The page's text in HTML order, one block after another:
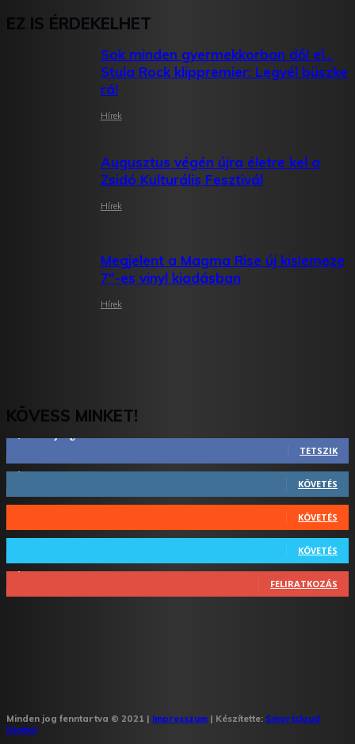
EZ IS ÉRDEKELHET
Sok minden gyermekkorban dől el…
Stula Rock klippremier: Legyél büszke
rá!
Hírek
Augusztus végén újra életre kel a
Zsidó Kulturális Fesztivál
Hírek
Megjelent a Magma Rise új kislemeze
7″-es vinyl kiadásban
Hírek
KÖVESS MINKET!
TETSZIK
1,731 Követő
KÖVETÉS
44 Követő
KÖVETÉS
64 Követő
KÖVETÉS
1,348 Feliratkozó
FELIRATKOZÁS
Minden jog fenntartva © 2021 | Impresszum | Készítette: Smartcloud
Digital